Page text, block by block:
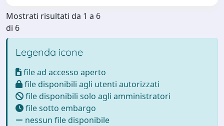
Mostrati risultati da 1 a 6
di 6
Legenda icone
file ad accesso aperto
file disponibili agli utenti autorizzati
file disponibili solo agli amministratori
file sotto embargo
nessun file disponibile